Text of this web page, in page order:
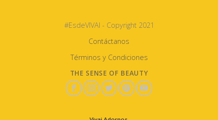
#EsdeVIVAI - Copyright 2021
Contáctanos
Términos y Condiciones
THE SENSE OF BEAUTY